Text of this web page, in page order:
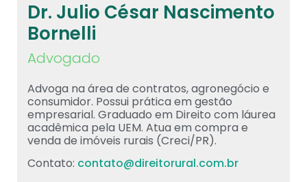
Dr. Julio César Nascimento
Bornelli
Advogado
Advoga na área de contratos, agronegócio e
consumidor. Possui prática em gestão
empresarial. Graduado em Direito com láurea
acadêmica pela UEM. Atua em compra e
venda de imóveis rurais (Creci/PR).
Contato: contato@direitorural.com.br